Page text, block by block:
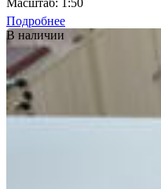
Масштаб: 1:50
Подробнее
В наличии